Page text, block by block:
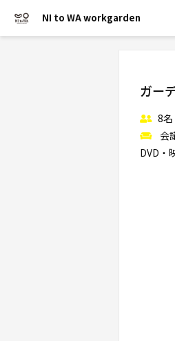
NI to WA workgarden
ガー
8名
会
DVD・